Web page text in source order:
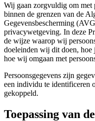
Wij gaan zorgvuldig om met
binnen de grenzen van de
Gegevensbescherming
privacywetgeving. In deze
de wijze waarop wij
doeleinden wij dit doen, hoe
hoe wij omgaan met
Persoonsgegevens zijn
een individu te identificeren
gekoppeld.
Toepassing van